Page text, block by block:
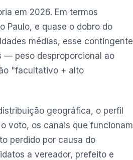
em 2026. Em termos
Paulo, e quase o dobro do
médias, esse contingente
— peso desproporcional ao
"facultativo + alto
geográfica, o perfil
voto, os canais que funcionam
perdido por causa do
a vereador, prefeito e